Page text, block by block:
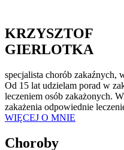
KRZYSZTOF
GIERLOTKA
specjalista chorób zakaźnych,
Od 15 lat udzielam porad w
leczeniem osób zakażonych.
zakażenia odpowiednie
WIĘCEJ O MNIE
Choroby